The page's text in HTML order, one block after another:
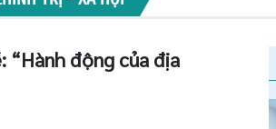
“Hành động của địa